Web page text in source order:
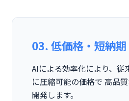
03. 低価格・短納期
AIによる効率化により、従
に圧縮可能の価格で 高品
開発します。